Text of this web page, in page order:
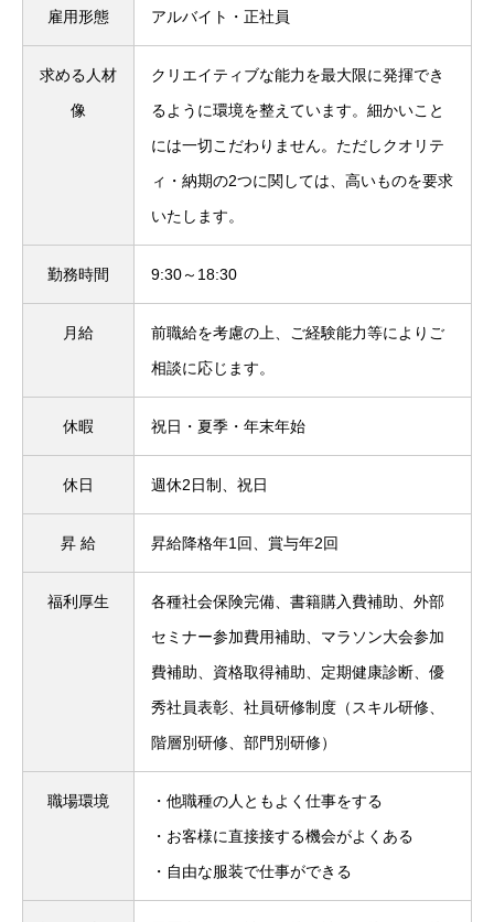
雇用形態 アルバイト・正社員
求める人材
像
クリエイティブな能力を最大限に発揮でき
るように環境を整えています。細かいこと
には一切こだわりません。ただしクオリテ
ィ・納期の2つに関しては、高いものを要求
いたします。
勤務時間 9:30～18:30
月給
前職給を考慮の上、ご経験能力等によりご
相談に応じます。
休暇 祝日・夏季・年末年始
休日 週休2日制、祝日
昇 給 昇給降格年1回、賞与年2回
福利厚生
各種社会保険完備、書籍購入費補助、外部
セミナー参加費用補助、マラソン大会参加
費補助、資格取得補助、定期健康診断、優
秀社員表彰、社員研修制度（スキル研修、
階層別研修、部門別研修）
職場環境
・他職種の人ともよく仕事をする
・お客様に直接接する機会がよくある
・自由な服装で仕事ができる